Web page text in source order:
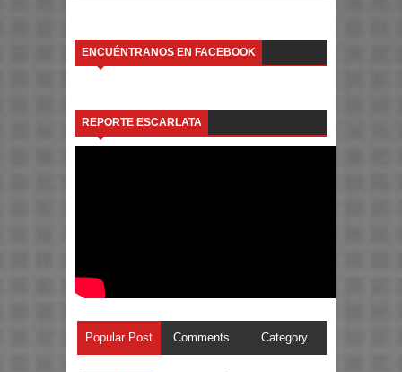
ENCUÉNTRANOS EN FACEBOOK
REPORTE ESCARLATA
Popular Post Comments Category